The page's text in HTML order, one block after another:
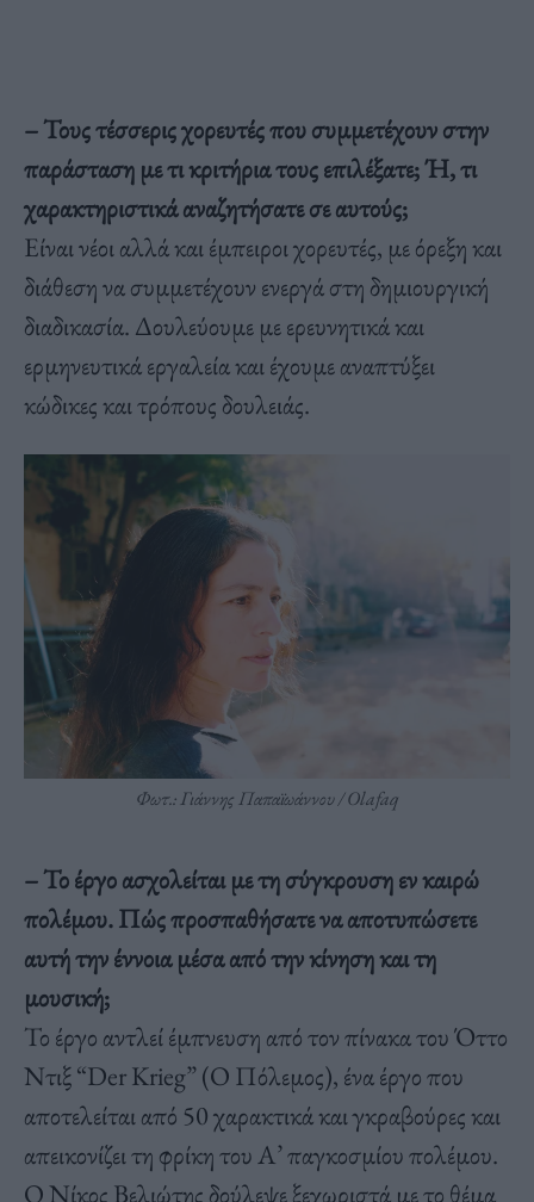
– Τους τέσσερις χορευτές που συμμετέχουν στην
παράσταση με τι κριτήρια τους επιλέξατε; Ή, τι
χαρακτηριστικά αναζητήσατε σε αυτούς;
Είναι νέοι αλλά και έμπειροι χορευτές, με όρεξη και
διάθεση να συμμετέχουν ενεργά στη δημιουργική
διαδικασία. Δουλεύουμε με ερευνητικά και
ερμηνευτικά εργαλεία και έχουμε αναπτύξει
κώδικες και τρόπους δουλειάς.
Φωτ.: Γιάννης Παπαϊωάννου / Olafaq
– Το έργο ασχολείται με τη σύγκρουση εν καιρώ
πολέμου. Πώς προσπαθήσατε να αποτυπώσετε
αυτή την έννοια μέσα από την κίνηση και τη
μουσική;
Το έργο αντλεί έμπνευση από τον πίνακα του Όττο
Ντιξ “Der Krieg” (Ο Πόλεμος), ένα έργο που
αποτελείται από 50 χαρακτικά και γκραβούρες και
απεικονίζει τη φρίκη του Α’ παγκοσμίου πολέμου.
Ο Νίκος Βελιώτης δούλεψε ξεχωριστά με το θέμα